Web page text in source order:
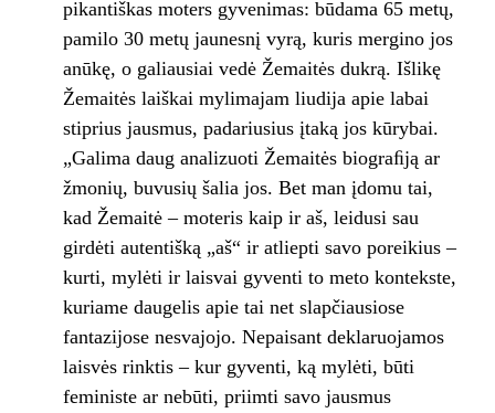
pikantiškas moters gyvenimas: būdama 65 metų,
pamilo 30 metų jaunesnį vyrą, kuris mergino jos
anūkę, o galiausiai vedė Žemaitės dukrą. Išlikę
Žemaitės laiškai mylimajam liudija apie labai
stiprius jausmus, padariusius įtaką jos kūrybai.
„Galima daug analizuoti Žemaitės biograﬁją ar
žmonių, buvusių šalia jos. Bet man įdomu tai,
kad Žemaitė – moteris kaip ir aš, leidusi sau
girdėti autentišką „aš“ ir atliepti savo poreikius –
kurti, mylėti ir laisvai gyventi to meto kontekste,
kuriame daugelis apie tai net slapčiausiose
fantazijose nesvajojo. Nepaisant deklaruojamos
laisvės rinktis – kur gyventi, ką mylėti, būti
feministe ar nebūti, priimti savo jausmus